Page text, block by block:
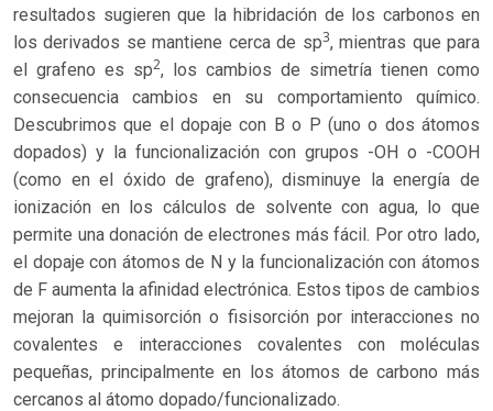
resultados sugieren que la hibridación de los carbonos en
los derivados se mantiene cerca de sp3, mientras que para
el grafeno es sp2, los cambios de simetría tienen como
consecuencia cambios en su comportamiento químico.
Descubrimos que el dopaje con B o P (uno o dos átomos
dopados) y la funcionalización con grupos -OH o -COOH
(como en el óxido de grafeno), disminuye la energía de
ionización en los cálculos de solvente con agua, lo que
permite una donación de electrones más fácil. Por otro lado,
el dopaje con átomos de N y la funcionalización con átomos
de F aumenta la afinidad electrónica. Estos tipos de cambios
mejoran la quimisorción o fisisorción por interacciones no
covalentes e interacciones covalentes con moléculas
pequeñas, principalmente en los átomos de carbono más
cercanos al átomo dopado/funcionalizado.